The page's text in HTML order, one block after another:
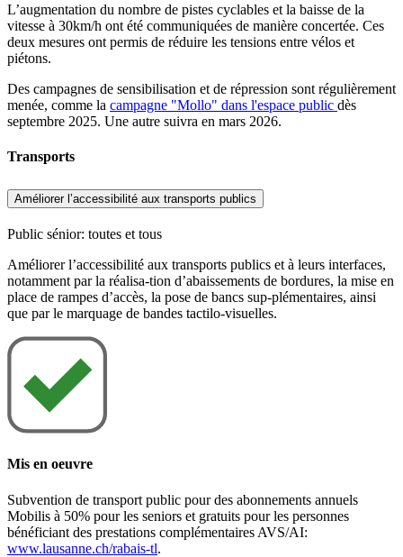
L’augmentation du nombre de pistes cyclables et la baisse de la
vitesse à 30km/h ont été communiquées de manière concertée. Ces
deux mesures ont permis de réduire les tensions entre vélos et
piétons.
Des campagnes de sensibilisation et de répression sont régulièrement
menée, comme la campagne "Mollo" dans l'espace public dès
septembre 2025. Une autre suivra en mars 2026.
Transports
Améliorer l’accessibilité aux transports publics
Public sénior: toutes et tous
Améliorer l’accessibilité aux transports publics et à leurs interfaces,
notamment par la réalisa-tion d’abaissements de bordures, la mise en
place de rampes d’accès, la pose de bancs sup-plémentaires, ainsi
que par le marquage de bandes tactilo-visuelles.
Mis en oeuvre
Subvention de transport public pour des abonnements annuels
Mobilis à 50% pour les seniors et gratuits pour les personnes
bénéficiant des prestations complémentaires AVS/AI:
www.lausanne.ch/rabais-tl.